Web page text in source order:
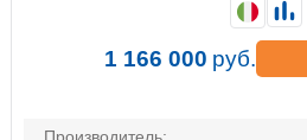
1 166 000 руб.